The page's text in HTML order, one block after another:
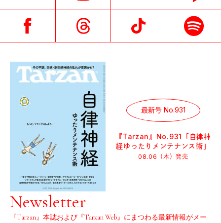
最新号 No.931
『Tarzan』No.931「自律神
経ゆったりメンテナンス術」
08.06（木）発売
Newsletter
『Tarzan』本誌および『Tarzan Web』にまつわる最新情報がメー